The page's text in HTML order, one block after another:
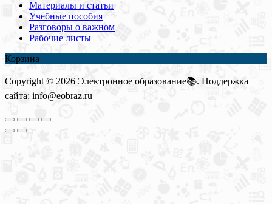
Материалы и статьи
Учебные пособия
Разговоры о важном
Рабочие листы
Корзина
Copyright © 2026 Электронное образование📚. Поддержка
сайта: info@eobraz.ru